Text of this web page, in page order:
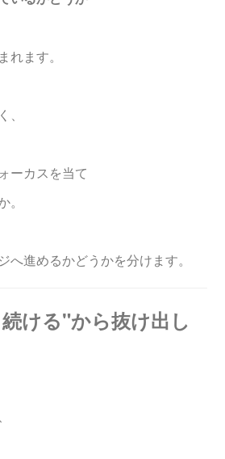
れます。
ーカスを当て
へ進めるかどうかを分けます。
ける"から抜け出し